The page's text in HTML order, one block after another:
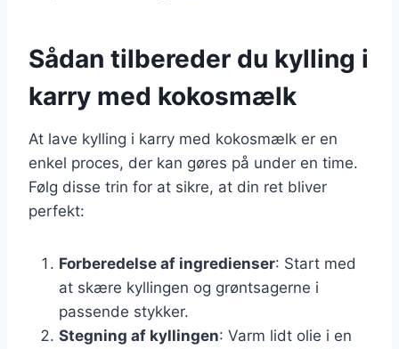
Sådan tilbereder du kylling i
karry med kokosmælk
At lave kylling i karry med kokosmælk er en
enkel proces, der kan gøres på under en time.
Følg disse trin for at sikre, at din ret bliver
perfekt:
Forberedelse af ingredienser: Start med
at skære kyllingen og grøntsagerne i
passende stykker.
Stegning af kyllingen: Varm lidt olie i en